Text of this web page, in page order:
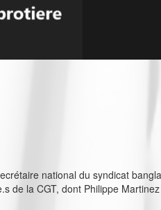
national du syndicat
de la CGT, dont Philippe